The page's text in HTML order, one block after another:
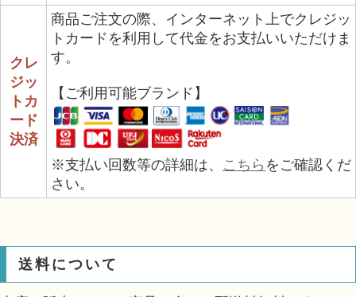
クレ
ジッ
トカ
ード
決済
商品ご注文の際、インターネット上でクレジッ
トカードを利用して代金をお支払いいただけま
す。
【ご利用可能ブランド】
※支払い回数等の詳細は、 こちら をご確認くだ
さい。
送料について